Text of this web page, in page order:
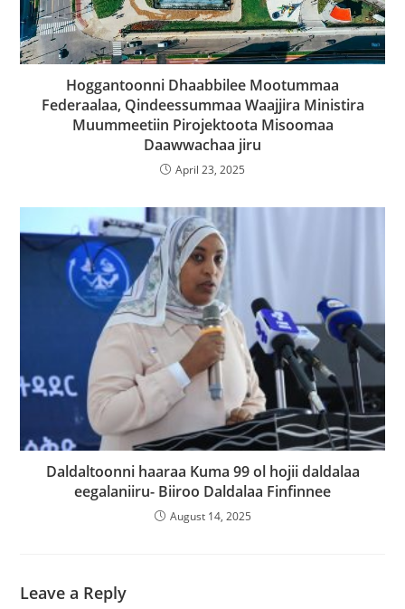
Hoggantoonni Dhaabbilee Mootummaa
Federaalaa, Qindeessummaa Waajjira Ministira
Muummeetiin Pirojektoota Misoomaa
Daawwachaa jiru
April 23, 2025
Daldaltoonni haaraa Kuma 99 ol hojii daldalaa
eegalaniiru- Biiroo Daldalaa Finfinnee
August 14, 2025
Leave a Reply